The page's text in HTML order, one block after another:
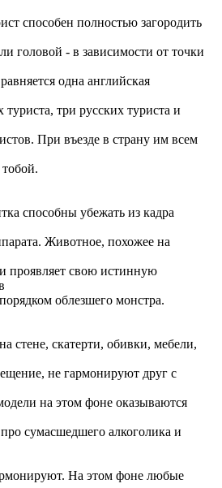
способен полностью загородить
головой - в зависимости от точки
одна английская
три русских туриста и
При въезде в страну им всем
способны убежать из кадра
Животное, похожее на
проявляет свою истинную
облезшего монстра.
стене, скатерти, обивки, мебели,
не гармонируют друг с
на этом фоне оказываются
сумасшедшего алкоголика и
На этом фоне любые